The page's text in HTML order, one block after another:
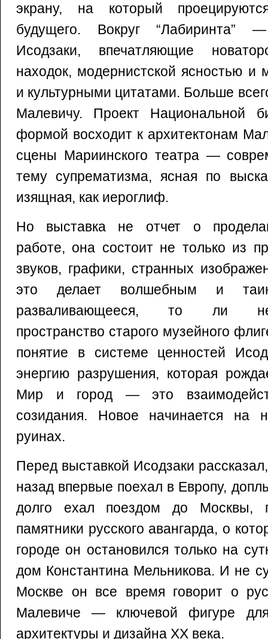
экрану, на который
будущего. Вокруг “Лабиринта”
Исодзаки, впечатляющие
находок, модернистской ясностью
и культурными цитатами. Больше
Малевичу. Проект Национальной
формой восходит к архитектонам
сцены Мариинского театра —
тему супрематизма, ясная по
изящная, как иероглиф.
Но выставка не отчет о
работе, она состоит не только из
звуков, графики, странных
это делает волшебным и
разваливающееся, то ли
пространство старого музейного
понятие в системе ценностей
энергию разрушения, которая
Мир и город — это
созидания. Новое начинается на
руинах.
Перед выставкой Исодзаки
назад впервые поехал в Европу,
долго ехал поездом до Москвы,
памятники русского авангарда, о
городе он остановился только на
дом Константина Мельникова. И не
Москве он все время говорит о
Малевиче — ключевой фигуре
архитектуры и дизайна ХХ века.